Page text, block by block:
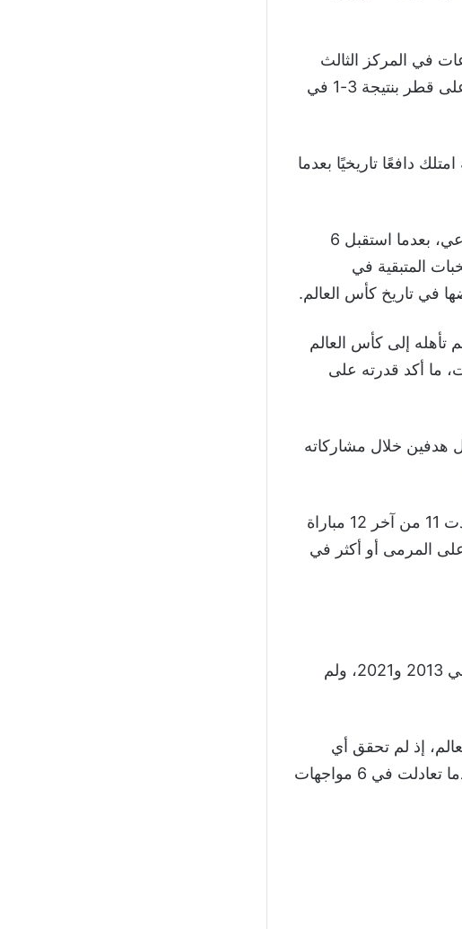
في المركز الثالث
بالمجموعة الثانية خلف سويسرا وكندا، وحجز بطاقة التأهل بعد فوزه على قطر بنتيجة 3-1 في
دافعًا تاريخيًا بعدما
ودخل المنتخب البوسني اللقاء وسط علامات استفهام حول خطه الدفاعي، بعدما استقبل 6
المتبقية في
تأهله إلى كأس العالم
ما أكد قدرته على
هدفين خلال مشاركاته
كما دخل المنتخب البوسني المباراة بسجل هجومي متوازن، بعدما شهدت 11 من آخر 12 مباراة
فيما نجح في تسجيل 3 تسديدات على المرمى أو أكثر في
التقى المنتخبان 3 مرات من قبل، وجميعها كانت مباريات ودية بين عامي 2013 و2021، ولم
إذ لم تحقق أي
انتصار في آخر 13 مباراة مونديالية لها أمام منتخبات القارة العجوز، بعدما تعادلت في 6 مواجهات